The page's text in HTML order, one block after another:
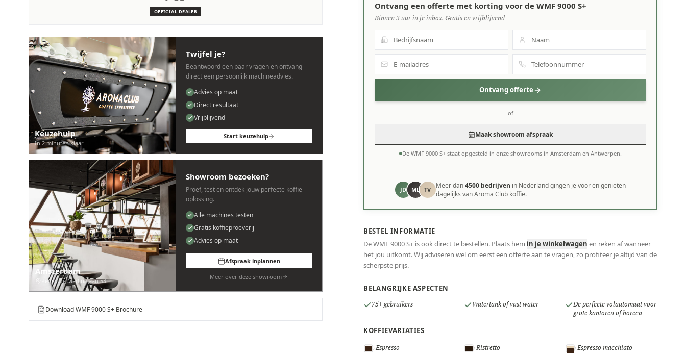
OFFICIAL DEALER
Keuzehulp
In 2 minuten klaar
Twijfel je?
Beantwoord een paar vragen en ontvang
direct een persoonlijk machineadvies.
Advies op maat
Direct resultaat
Vrijblijvend
Start keuzehulp
Amsterdam
Pedro de Medinalaan 53
Showroom bezoeken?
Proef, test en ontdek jouw perfecte koffie-
oplossing.
Alle machines testen
Gratis koffieproeverij
Advies op maat
Afspraak inplannen
Meer over deze showroom
Download WMF 9000 S+ Brochure
Ontvang een offerte met korting voor de WMF 9000 S+
Binnen 3 uur in je inbox. Gratis en vrijblijvend
Ontvang offerte
of
Maak showroom afspraak
De WMF 9000 S+ staat opgesteld in onze showrooms in Amsterdam en Antwerpen.
JD ML TV Meer dan4500 bedrijven in Nederland gingen je voor en genieten
dagelijks van Aroma Club koffie.
BESTEL INFORMATIE
De WMF 9000 S+ is ook direct te bestellen. Plaats hem in je winkelwagen en reken af wanneer
het jou uitkomt. Wij adviseren wel om eerst een offerte aan te vragen, zo profiteer je altijd van de
scherpste prijs.
BELANGRIJKE ASPECTEN
75+ gebruikers
Watertank of vast water
De perfecte volautomaat voor
grote kantoren of horeca
KOFFIEVARIATIES
Espresso
Ristretto
Espresso macchiato